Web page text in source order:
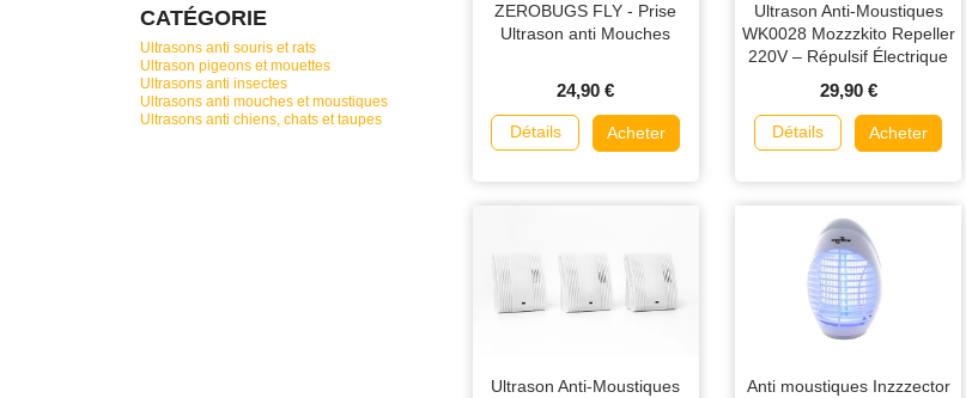
CATÉGORIE
Ultrasons anti souris et rats
Ultrason pigeons et mouettes
Ultrasons anti insectes
Ultrasons anti mouches et moustiques
Ultrasons anti chiens, chats et taupes
ZEROBUGS FLY - Prise
Ultrason anti Mouches
24,90 €
Détails Acheter
Ultrason Anti-Moustiques
WK0028 Mozzzkito Repeller
220V – Répulsif Électrique
29,90 €
Détails Acheter
Ultrason Anti-Moustiques
Anti moustiques Inzzzector